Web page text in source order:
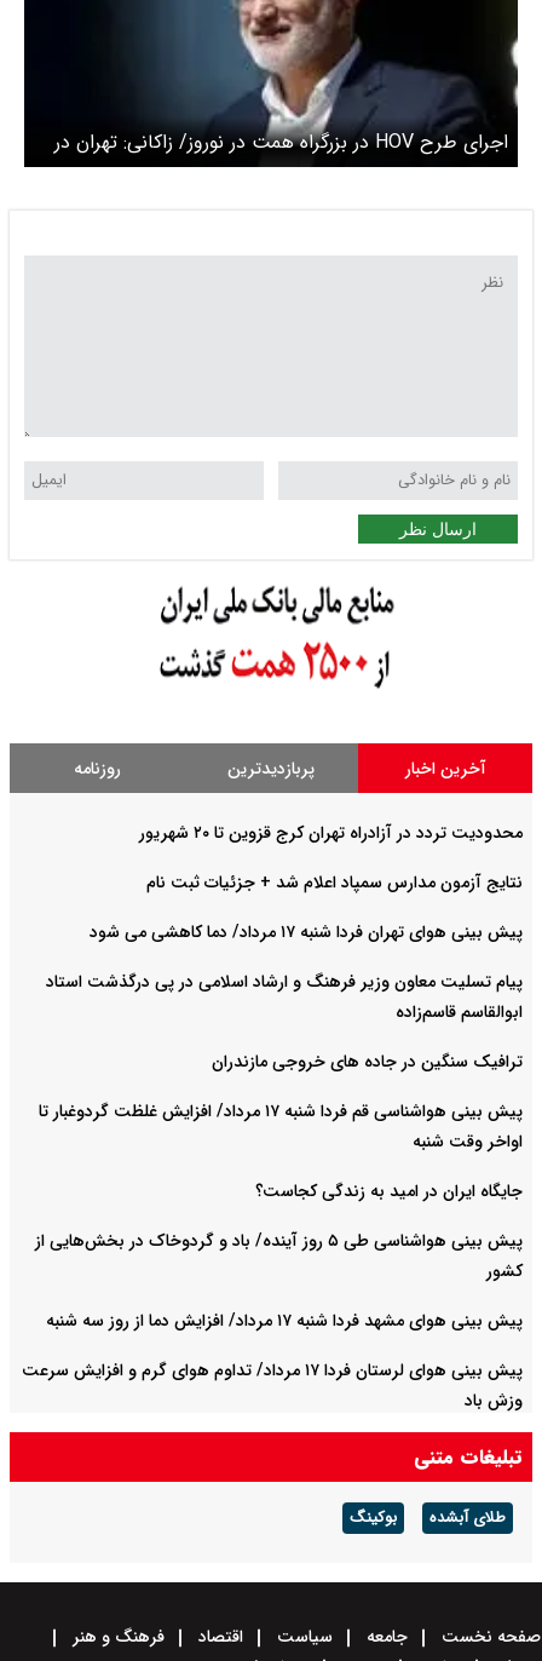
اجرای طرح HOV در بزرگراه همت در نوروز/ زاکانی: تهران در
تعطیلات، تعطیل نیست
ارسال نظر
آخرین اخبار پربازدیدترین روزنامه
محدودیت تردد در آزادراه تهران کرج قزوین تا ۲۰ شهریور
نتایج آزمون مدارس سمپاد اعلام شد + جزئیات ثبت نام
پیش بینی هوای تهران فردا شنبه ۱۷ مرداد/ دما کاهشی می شود
پیام تسلیت معاون وزیر فرهنگ و ارشاد اسلامی در پی درگذشت استاد
ابوالقاسم قاسم‌زاده
ترافیک سنگین در جاده های خروجی مازندران
پیش بینی هواشناسی قم فردا شنبه ۱۷ مرداد/ افزایش غلظت گردوغبار تا
اواخر وقت شنبه
جایگاه ایران در امید به زندگی کجاست؟
پیش بینی هواشناسی طی ۵ روز آینده/ باد و گردوخاک در بخش‌هایی از
کشور
پیش بینی هوای مشهد فردا شنبه ۱۷ مرداد/ افزایش دما از روز سه شنبه
پیش بینی هوای لرستان فردا ۱۷ مرداد/ تداوم هوای گرم و افزایش سرعت
وزش باد
تبلیغات متنی
طلای آبشده بوکینگ
صفحه نخست جامعه سیاست اقتصاد
فرهنگ و هنر